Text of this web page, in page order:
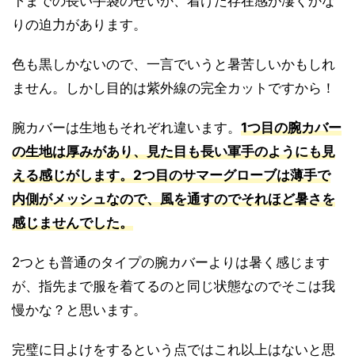
りの迫力があります。
色も黒しかないので、一言でいうと暑苦しいかもしれ
ません。しかし目的は紫外線の完全カットですから！
腕カバーは生地もそれぞれ違います。 1つ目の腕カバー
の生地は厚みがあり、見た目も長い軍手のようにも見
える感じがします。2つ目のサマーグローブは薄手で
内側がメッシュなので、風を通すのでそれほど暑さを
感じませんでした。
2つとも普通のタイプの腕カバーよりは暑く感じます
が、指先まで服を着てるのと同じ状態なのでそこは我
慢かな？と思います。
完璧に日よけをするという点ではこれ以上はないと思